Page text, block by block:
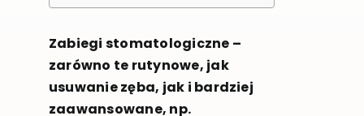
Zabiegi stomatologiczne –
zarówno te rutynowe, jak
usuwanie zęba, jak i bardziej
zaawansowane, np.